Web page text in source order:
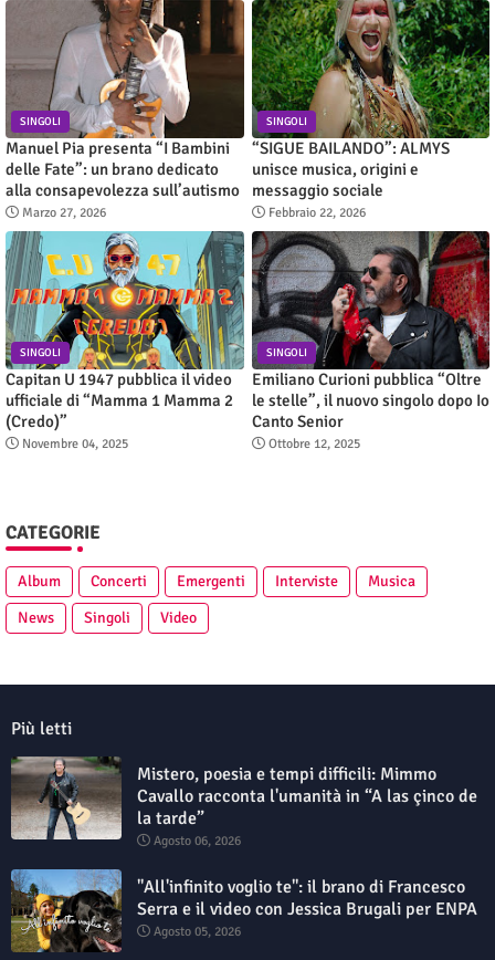
SINGOLI
Manuel Pia presenta “I Bambini
delle Fate”: un brano dedicato
alla consapevolezza sull’autismo
Marzo 27, 2026
SINGOLI
“SIGUE BAILANDO”: ALMYS
unisce musica, origini e
messaggio sociale
Febbraio 22, 2026
SINGOLI
Capitan U 1947 pubblica il video
ufficiale di “Mamma 1 Mamma 2
(Credo)”
Novembre 04, 2025
SINGOLI
Emiliano Curioni pubblica “Oltre
le stelle”, il nuovo singolo dopo Io
Canto Senior
Ottobre 12, 2025
CATEGORIE
Album Concerti Emergenti Interviste
Musica
News
Singoli Video
Più letti
Mistero, poesia e tempi difficili: Mimmo
Cavallo racconta l'umanità in “A las çinco de
la tarde”
Agosto 06, 2026
"All'infinito voglio te": il brano di Francesco
Serra e il video con Jessica Brugali per ENPA
Agosto 05, 2026